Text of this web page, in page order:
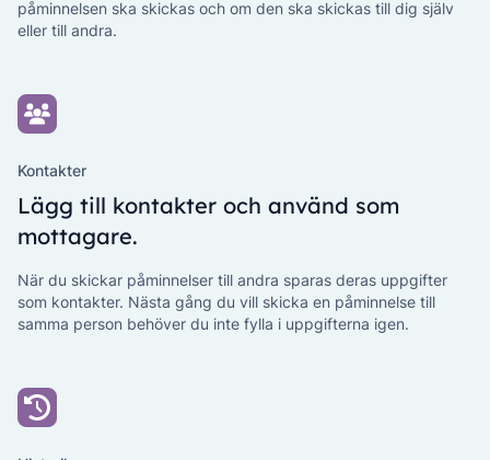
påminnelsen ska skickas och om den ska skickas till dig själv
eller till andra.
Kontakter
Lägg till kontakter och använd som
mottagare.
När du skickar påminnelser till andra sparas deras uppgifter
som kontakter. Nästa gång du vill skicka en påminnelse till
samma person behöver du inte fylla i uppgifterna igen.